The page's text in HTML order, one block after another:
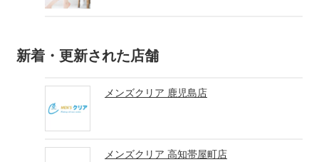
新着・更新された店舗
メンズクリア 鹿児島店
メンズクリア 高知帯屋町店